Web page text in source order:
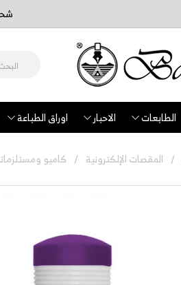
شحن
الطابعات الاحبار اوراق الطباعة
المقصات الإلكترونية كاميو